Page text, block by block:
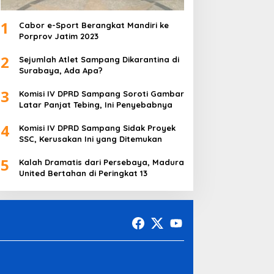
1
Cabor e-Sport Berangkat Mandiri ke
Porprov Jatim 2023
2
Sejumlah Atlet Sampang Dikarantina di
Surabaya, Ada Apa?
3
Komisi IV DPRD Sampang Soroti Gambar
Latar Panjat Tebing, Ini Penyebabnya
4
Komisi IV DPRD Sampang Sidak Proyek
SSC, Kerusakan Ini yang Ditemukan
5
Kalah Dramatis dari Persebaya, Madura
United Bertahan di Peringkat 13